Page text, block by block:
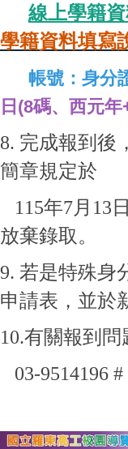
線上學籍
學籍資料填寫
帳號：身分
日 (8碼、西元年
8. 完成報到後
簡章規定於
115年7月13
放棄錄取。
9. 若是特殊身
申請表，並於
10.有關報到
03-9514196 #